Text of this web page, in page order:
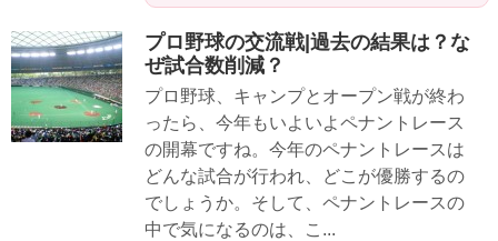
プロ野球の交流戦|過去の結果は？な
ぜ試合数削減？
プロ野球、キャンプとオープン戦が終わ
ったら、今年もいよいよペナントレース
の開幕ですね。今年のペナントレースは
どんな試合が行われ、どこが優勝するの
でしょうか。そして、ペナントレースの
中で気になるのは、こ...